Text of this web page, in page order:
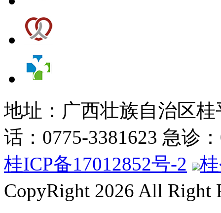
地址：广西壮族自治区
话：0775-3381623 急诊
桂ICP备17012852号-2
CopyRight 2026 All Right